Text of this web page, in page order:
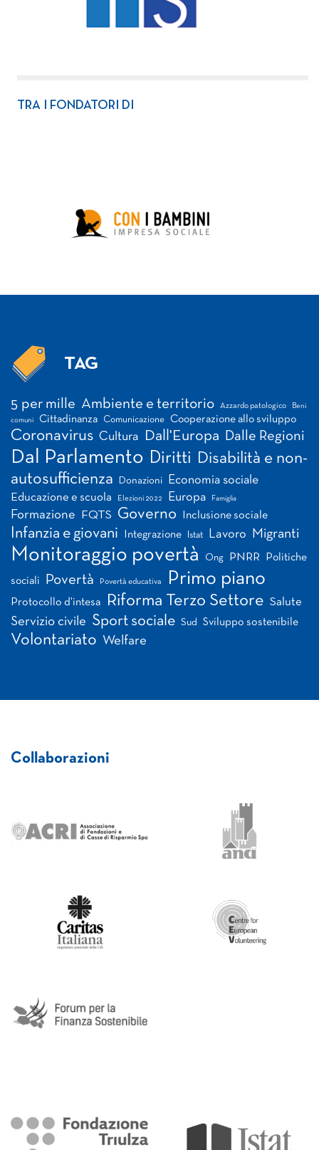
TRA I FONDATORI DI
TAG
5 per mille Ambiente e territorio Azzardo patologico Beni
comuni Cittadinanza Comunicazione Cooperazione allo sviluppo
Coronavirus Cultura Dall'Europa Dalle Regioni
Dal Parlamento Diritti Disabilità e non-
autosufficienza
Donazioni Economia sociale
Educazione e scuola Elezioni 2022 Europa Famiglia
Formazione FQTS Governo Inclusione sociale
Infanzia e giovani Integrazione Istat Lavoro Migranti
Monitoraggio povertà Ong PNRR Politiche
sociali Povertà Povertà educativa Primo piano
Protocollo d'intesa Riforma Terzo Settore Salute
Servizio civile Sport sociale Sud Sviluppo sostenibile
Volontariato Welfare
Collaborazioni